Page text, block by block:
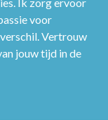
voor
Vertrouw
jouw tijd in de